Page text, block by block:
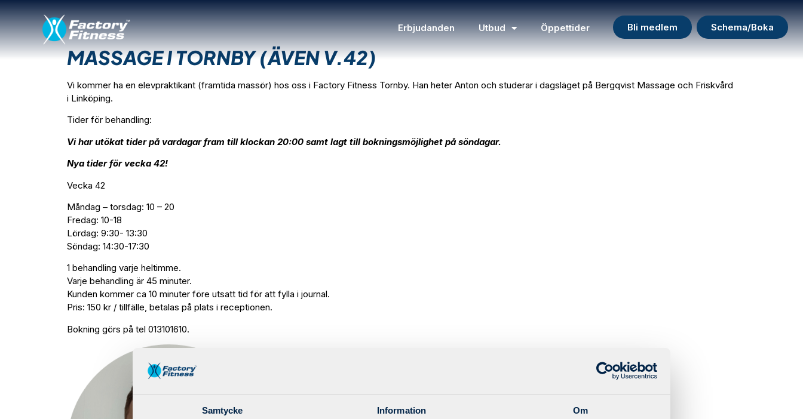
Samtycke Information Om
Erbjudanden Utbud Öppettider Bli medlem Schema/Boka
MASSAGE I TORNBY (ÄVEN V.42)
Vi kommer ha en elevpraktikant (framtida massör) hos oss i Factory Fitness Tornby. Han heter Anton och studerar i dagsläget på Bergqvist Massage och Friskvård
i Linköping.
Tider för behandling:
Vi har utökat tider på vardagar fram till klockan 20:00 samt lagt till bokningsmöjlighet på söndagar.
Nya tider för vecka 42!
Vecka 42
Måndag – torsdag: 10 – 20
Fredag: 10-18
Lördag: 9:30- 13:30
Söndag: 14:30-17:30
1 behandling varje heltimme.
Varje behandling är 45 minuter.
Kunden kommer ca 10 minuter före utsatt tid för att fylla i journal.
Pris: 150 kr / tillfälle, betalas på plats i receptionen.
Bokning görs på tel 013101610.